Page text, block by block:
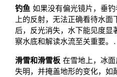
钓鱼 如果没有偏光镜片，垂
上的反射，无法正确看待水面
后，反光消失，水下能见度显
察水底和解读水流至关重要。.
滑雪和滑雪板 在雪地上，冰
失明，并掩盖地形的变化，如